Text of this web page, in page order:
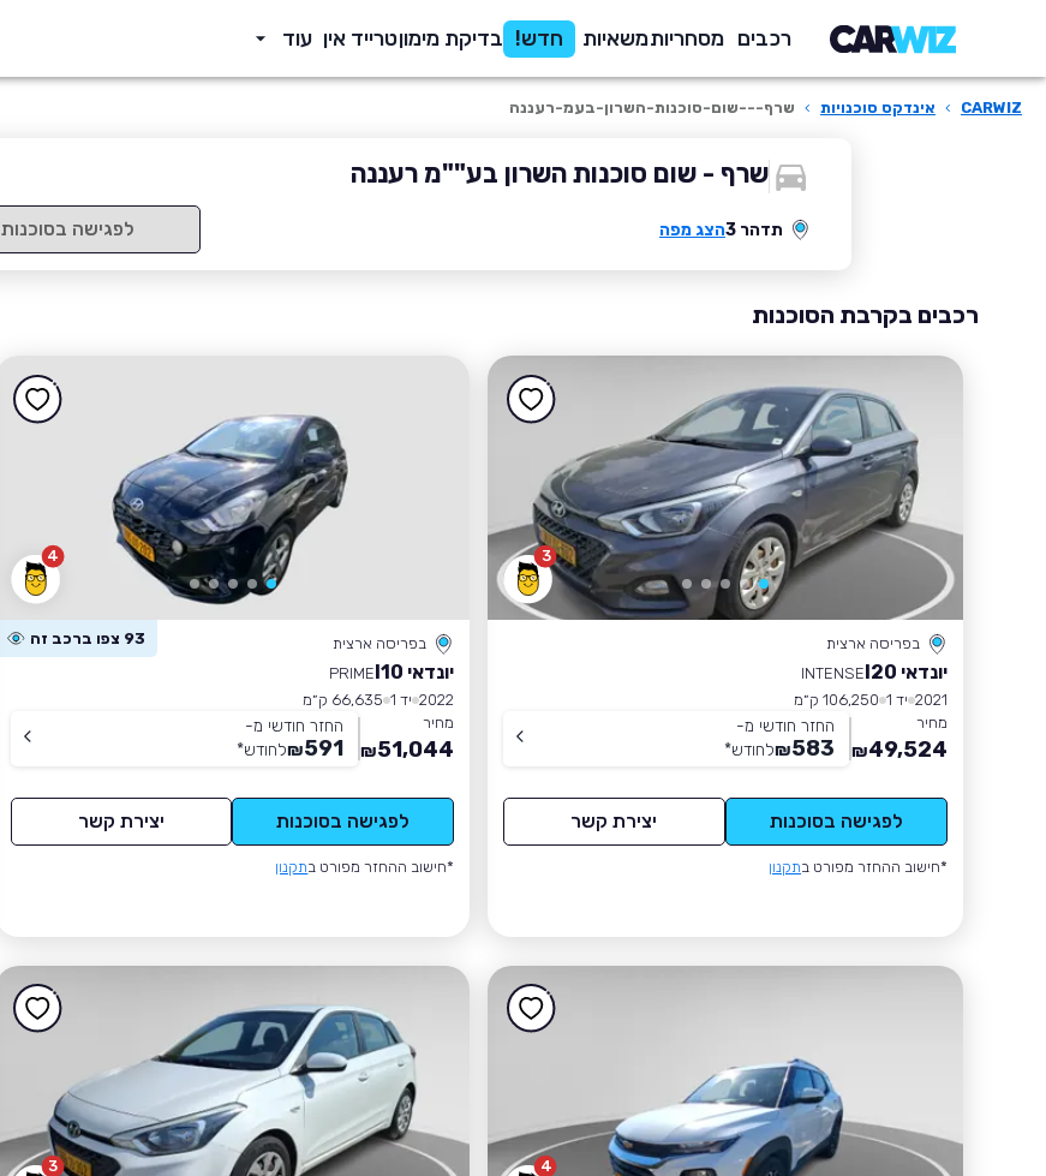
רכבים מסחריותמשאיות חדש! בדיקת מימוןטרייד אין עוד
CARWIZ
› אינדקס סוכנויות › שרף---שום-סוכנות-השרון-בעמ-רעננה
שרף - שום סוכנות השרון בע""מ רעננה
תדהר 3 הצג מפה לפגישה בסוכנות
רכבים בקרבת הסוכנות
3
בפריסה ארצית
יונדאי I20
INTENSE
2021 יד 1
106,250 ק״מ
מחיר
49,524
₪
החזר חודשי מ-
583
₪לחודש*
לפגישה בסוכנות יצירת קשר
*חישוב ההחזר מפורט בתקנון
4
בפריסה ארצית 93 צפו ברכב זה
יונדאי I10
PRIME
2022 יד 1
66,635 ק״מ
מחיר
51,044
₪
החזר חודשי מ-
591
₪לחודש*
לפגישה בסוכנות יצירת קשר
*חישוב ההחזר מפורט בתקנון
4
3